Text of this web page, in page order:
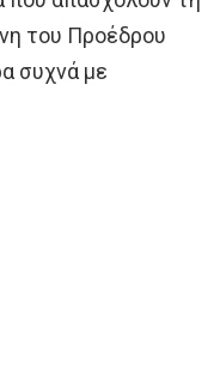
του Προέδρου
συχνά με